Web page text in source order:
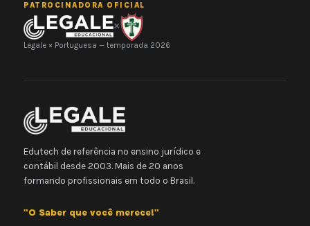
PATROCINADORA OFICIAL
×
Legale × Portuguesa — temporada 2026
Edutech de referência no ensino jurídico e
contábil desde 2003. Mais de 20 anos
formando profissionais em todo o Brasil.
"O Saber que você merece!"